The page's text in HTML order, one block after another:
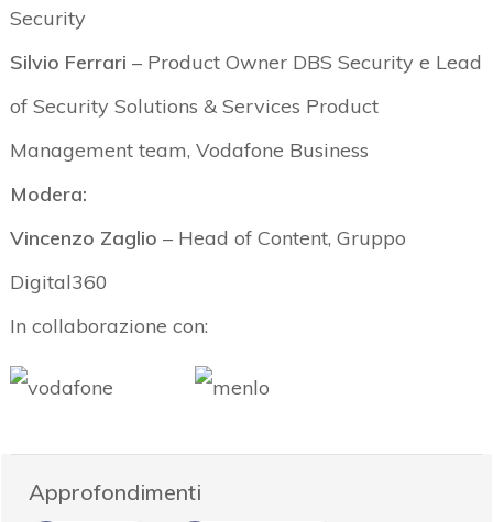
Security
Silvio Ferrari – ProductOwner DBS Security e Lead
of Security Solutions & Services Product
Management team, Vodafone Business
Modera:
Vincenzo Zaglio – Head of Content, Gruppo
Digital360
In collaborazione con:
Approfondimenti